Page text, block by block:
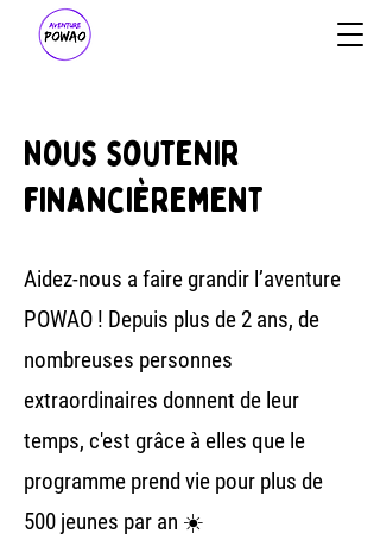
Nous soutenir
financièrement
Aidez-nous a faire grandir l’aventure
POWAO ! Depuis plus de 2 ans, de
nombreuses personnes
extraordinaires donnent de leur
temps, c'est grâce à elles que le
programme prend vie pour plus de
500 jeunes par an ☀️